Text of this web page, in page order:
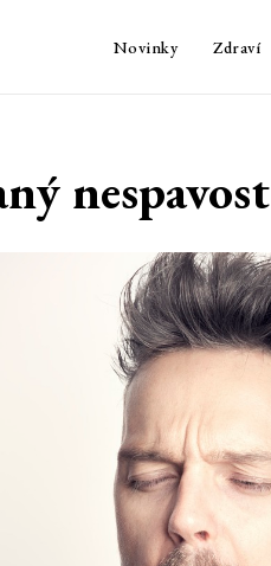
Novinky Zdraví
nespavost